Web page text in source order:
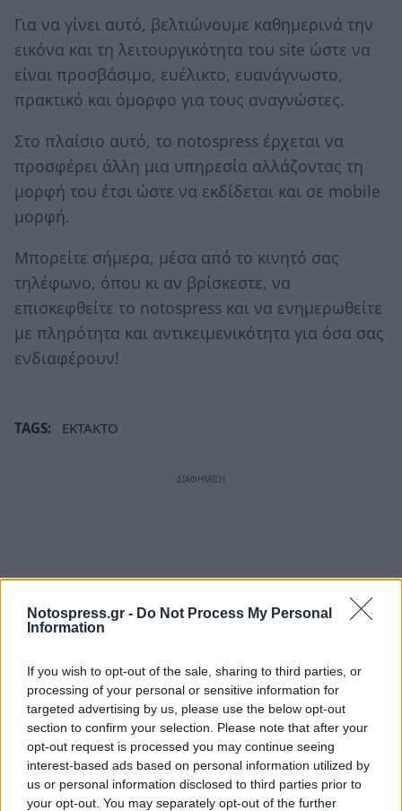
Notospress.gr - Do Not Process My Personal
Information
If you wish to opt-out of the sale, sharing to third parties, or
processing of your personal or sensitive information for
targeted advertising by us, please use the below opt-out
section to confirm your selection. Please note that after your
opt-out request is processed you may continue seeing
interest-based ads based on personal information utilized by
us or personal information disclosed to third parties prior to
your opt-out. You may separately opt-out of the further
Για να γίνει αυτό, βελτιώνουμε καθημερινά την
εικόνα και τη λειτουργικότητα του site ώστε να
είναι προσβάσιμο, ευέλικτο, ευανάγνωστο,
πρακτικό και όμορφο για τους αναγνώστες.
Στο πλαίσιο αυτό, το notospress έρχεται να
προσφέρει άλλη μια υπηρεσία αλλάζοντας τη
μορφή του έτσι ώστε να εκδίδεται και σε mobile
μορφή.
Μπορείτε σήμερα, μέσα από το κινητό σας
τηλέφωνο, όπου κι αν βρίσκεστε, να
επισκεφθείτε το notospress και να ενημερωθείτε
με πληρότητα και αντικειμενικότητα για όσα σας
ενδιαφέρουν!
TAGS: ΕΚΤΑΚΤΟ